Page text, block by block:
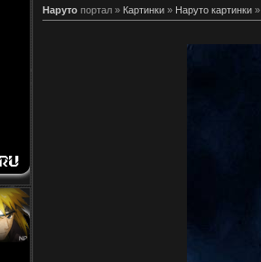
Наруто портал » Картинки » Наруто картинки »